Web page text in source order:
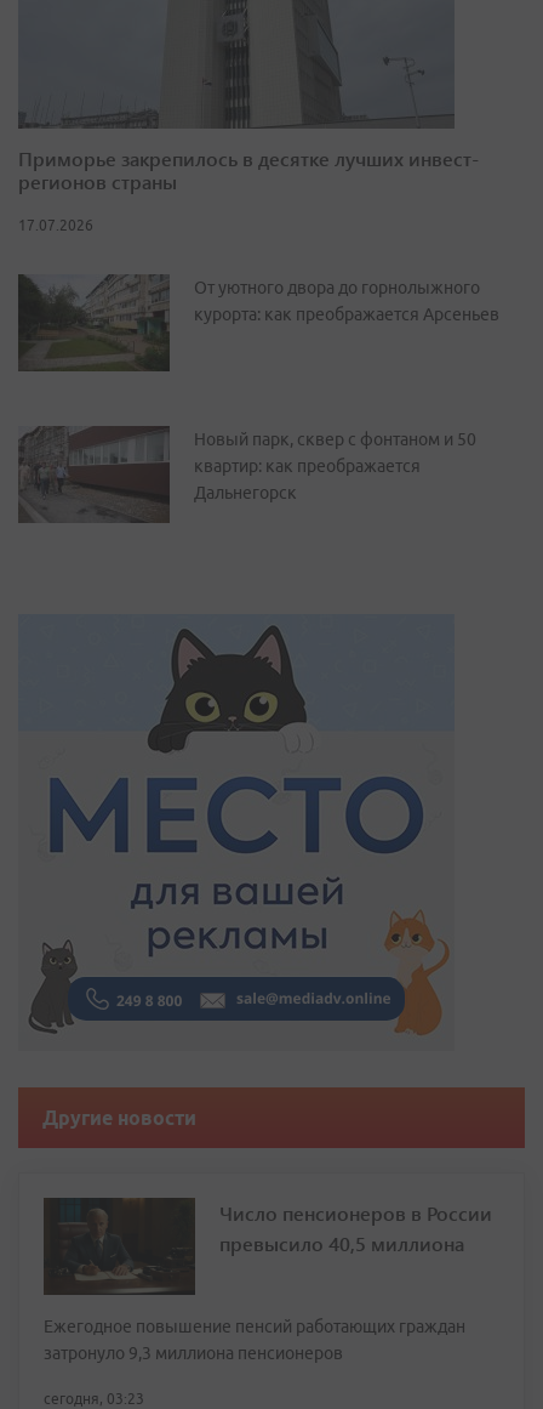
Приморье закрепилось в десятке лучших инвест-
регионов страны
17.07.2026
От уютного двора до горнолыжного
курорта: как преображается Арсеньев
Новый парк, сквер с фонтаном и 50
квартир: как преображается
Дальнегорск
Другие новости
Число пенсионеров в России
превысило 40,5 миллиона
Ежегодное повышение пенсий работающих граждан
затронуло 9,3 миллиона пенсионеров
сегодня, 03:23